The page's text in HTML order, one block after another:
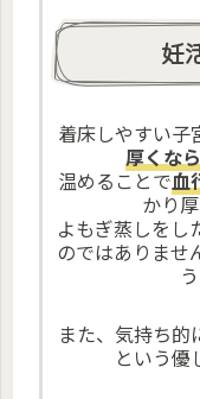
妊
着床しやすい子
厚くな
温めることで血
かり
よもぎ蒸しをし
のではありませ
また、気持ち的
という優